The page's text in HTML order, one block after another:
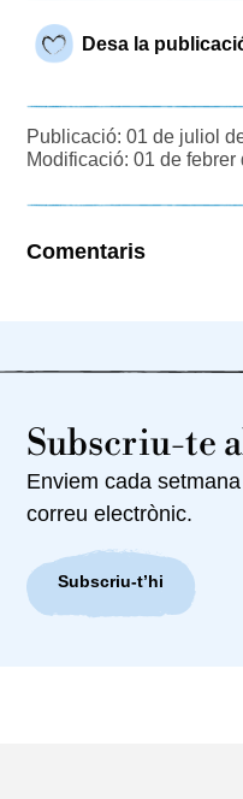
Desa la
Publicació: 01 de juliol
Modificació: 01 de
Comentaris
Subscriu-te
Enviem cada
correu electrònic.
Subscriu-t’hi